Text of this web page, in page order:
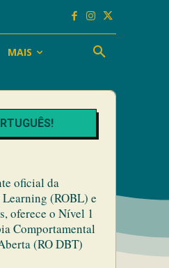
MAIS
oficial da
(ROBL) e
oferece o Nível 1
Comportamental
(RO DBT)